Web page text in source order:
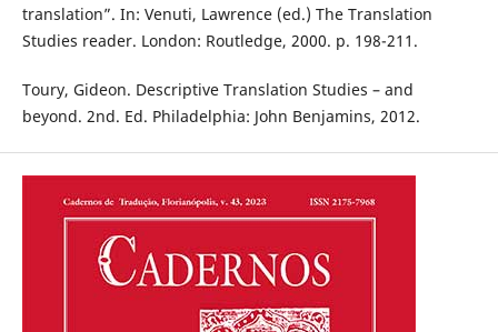
translation”. In: Venuti, Lawrence (ed.) The Translation
Studies reader. London: Routledge, 2000. p. 198-211.
Toury, Gideon. Descriptive Translation Studies – and
beyond. 2nd. Ed. Philadelphia: John Benjamins, 2012.